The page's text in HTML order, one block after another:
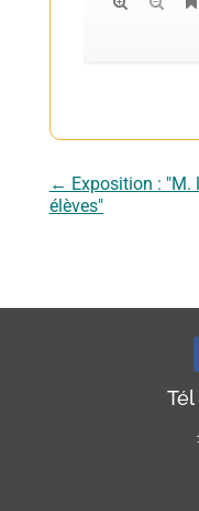
← Exposition : "M.
élèves"
Tél